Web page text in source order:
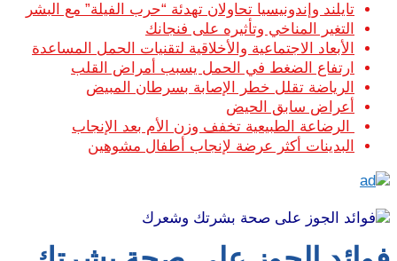
تايلند وإندونيسيا تحاولان تهدئة “حرب الفيلة” مع البشر
التغير المناخي وتأثيره على فنجانك
الأبعاد الاجتماعية والأخلاقية لتقنيات الحمل المساعدة
ارتفاع الضغط في الحمل يسبب أمراض القلب
الرياضة تقلل خطر الإصابة بسرطان المبيض
أعراض سابق الحيض
الرضاعة الطبيعية تخفف وزن الأم بعد الإنجاب
البدينات أكثر عرضة لإنجاب أطفال مشوهين